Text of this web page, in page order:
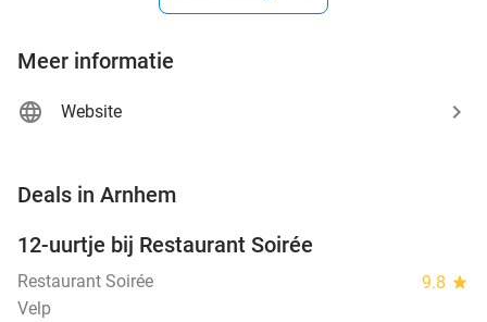
Meer informatie
Website
Deals in Arnhem
12-uurtje bij Restaurant Soirée
Restaurant Soirée 9.8 star
Velp